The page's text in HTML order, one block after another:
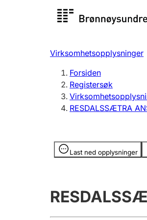
Registersøk
Registrere, endre, slette
Virksomhetsopplysninger
Forsiden
Registersøk
RESDALSSÆTRA
Last ned opplysninger
Opplysninger er skjult